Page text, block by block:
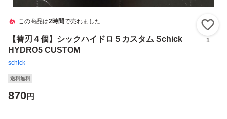
この商品は2時間で売れました
【替刃４個】シックハイドロ５カスタム Schick
HYDRO5 CUSTOM
schick
1
送料無料
870円